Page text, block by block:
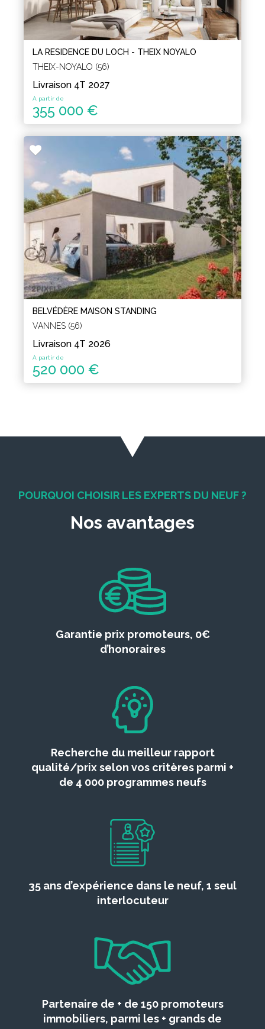
LA RESIDENCE DU LOCH - THEIX NOYALO
THEIX-NOYALO (56)
Livraison 4T 2027
A partir de
355 000 €
BELVÉDÈRE MAISON STANDING
VANNES (56)
Livraison 4T 2026
A partir de
520 000 €
POURQUOI CHOISIR LES EXPERTS DU NEUF ?
Nos avantages
Garantie prix promoteurs, 0€
d’honoraires
Recherche du meilleur rapport
qualité/prix selon vos critères parmi +
de 4 000 programmes neufs
35 ans d’expérience dans le neuf, 1 seul
interlocuteur
Partenaire de + de 150 promoteurs
immobiliers, parmi les + grands de